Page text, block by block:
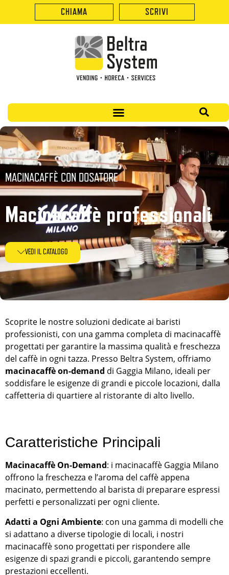
CHIAMA SCRIVI
MACINACAFFÈ CON DOSATORE
Macinacaffè professionali
VEDI IL CATALOGO
Scoprite le nostre soluzioni dedicate ai baristi
professionisti, con una gamma completa di macinacaffè
progettati per garantire la massima qualità e freschezza
del caffè in ogni tazza. Presso Beltra System, offriamo
macinacaffè on-demand di Gaggia Milano, ideali per
soddisfare le esigenze di grandi e piccole locazioni, dalla
caffetteria di quartiere al ristorante di alto livello.
Caratteristiche Principali
Macinacaffè On-Demand: i macinacaffè Gaggia Milano
offrono la freschezza e l’aroma del caffè appena
macinato, permettendo al barista di preparare espressi
perfetti e personalizzati per ogni cliente.
Adatti a Ogni Ambiente: con una gamma di modelli che
si adattano a diverse tipologie di locali, i nostri
macinacaffè sono progettati per rispondere alle
esigenze di spazi grandi e piccoli, garantendo sempre
prestazioni eccellenti.